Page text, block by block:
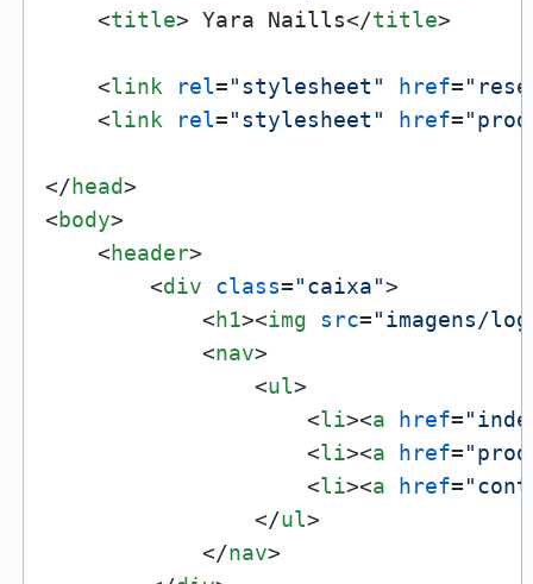
<title> Yara Naills</title>
<link rel="stylesheet" href=
<link rel="stylesheet" href=
</head>
<body>
<header>
<div class="caixa">
<h1><img src="imagens/
<nav>
<ul>
<li><a href=
<li><a href=
<li><a href=
</ul>
</nav>